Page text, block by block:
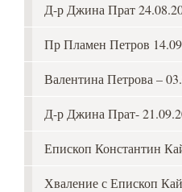
Д-р Джина Прат
Пр Пламен Петров
Валентина Петрова –
Д-р Джина Прат-
Епископ Константин
Хваление с Епископ